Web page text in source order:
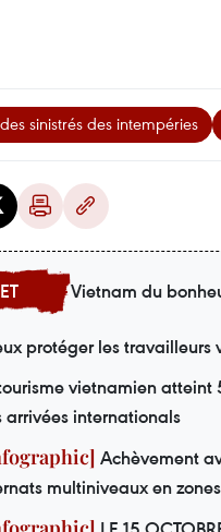
sinistrés des intempéries
Vietnam du
protéger les travailleurs
vietnamien
arrivées internationals
Achèvement
multiniveaux en